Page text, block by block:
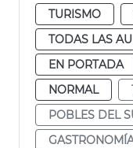
TURISMO
TODAS LAS
EN PORTADA
NORMAL
POBLES DEL